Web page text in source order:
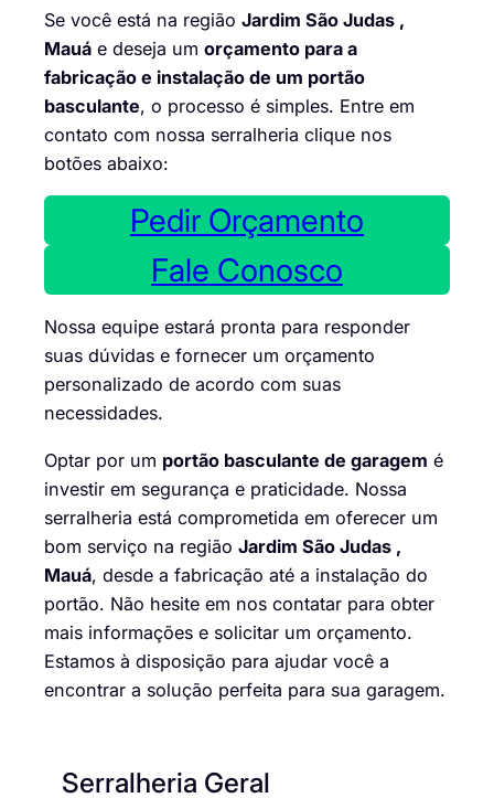
Se você está na região Jardim São Judas ,
Mauá e deseja um orçamento para a
fabricação e instalação de um portão
basculante, o processo é simples. Entre em
contato com nossa serralheria clique nos
botões abaixo:
Pedir Orçamento
Fale Conosco
Nossa equipe estará pronta para responder
suas dúvidas e fornecer um orçamento
personalizado de acordo com suas
necessidades.
Optar por um portão basculante de garagem é
investir em segurança e praticidade. Nossa
serralheria está comprometida em oferecer um
bom serviço na região Jardim São Judas ,
Mauá, desde a fabricação até a instalação do
portão. Não hesite em nos contatar para obter
mais informações e solicitar um orçamento.
Estamos à disposição para ajudar você a
encontrar a solução perfeita para sua garagem.
Serralheria Geral